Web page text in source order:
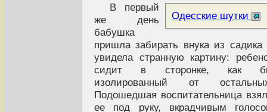
Одесские шутки
В первый
же день
бабушка
пришла забирать внука из садика
увидела странную картину:
сидит в сторонке, как
изолированный от
Подошедшая воспитательница
ее под руку, вкрадчивым